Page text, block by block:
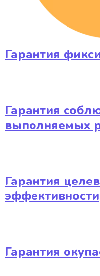
Гарантия
Гарантия
выполняемых
Гарантия
эффективности
Гарантия